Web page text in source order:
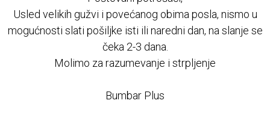
Najčešća pitanja
Usled velikih gužvi i povećanog obima posla, nismo u
mogućnosti slati pošiljke isti ili naredni dan, na slanje se
čeka 2-3 dana.
Molimo za razumevanje i strpljenje
Bumbar Plus